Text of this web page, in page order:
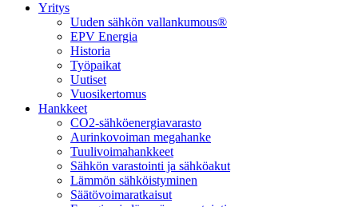
Yritys
Uuden sähkön vallankumous®
EPV Energia
Historia
Työpaikat
Uutiset
Vuosikertomus
Hankkeet
CO2-sähköenergiavarasto
Aurinkovoiman megahanke
Tuulivoimahankkeet
Sähkön varastointi ja sähköakut
Lämmön sähköistyminen
Säätövoimaratkaisut